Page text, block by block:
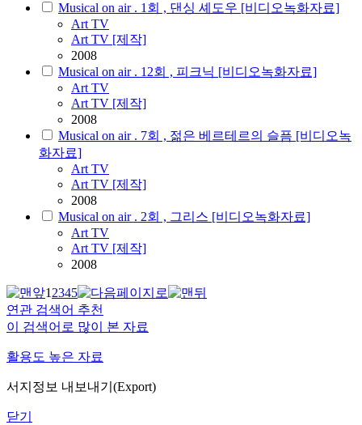
Musical on air . 1회 , 댄싱 셰도우 [비디오녹화자료]
Art TV
Art TV [제작]
2008
Musical on air . 12회 , 피크닉 [비디오녹화자료]
Art TV
Art TV [제작]
2008
Musical on air . 7회 , 젊은 베르테르의 슬픔 [비디오녹
화자료]
Art TV
Art TV [제작]
2008
Musical on air . 2회 , 그리스 [비디오녹화자료]
Art TV
Art TV [제작]
2008
12345
연관 검색어 추천
이 검색어로 많이 본 자료
활용도 높은 자료
서지정보 내보내기(Export)
닫기